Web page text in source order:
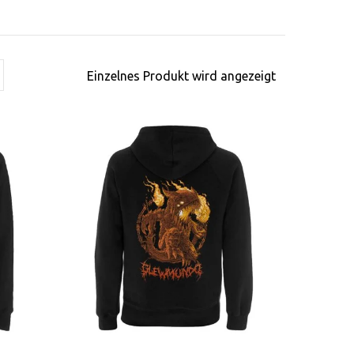
Einzelnes Produkt wird angezeigt